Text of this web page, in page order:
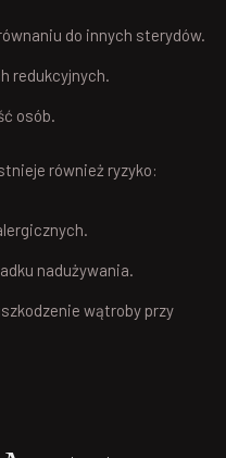
do innych sterydów.
redukcyjnych.
osób.
również ryzyko:
nadużywania.
wątroby przy